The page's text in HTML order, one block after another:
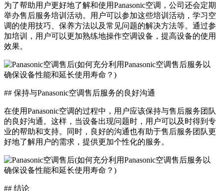
为了帮助用户更好地了解和使用Panasonic空调，公司还会定期
举办售后服务培训活动。用户可以参加这些培训活动，学习空
调的使用技巧、保养方法以及常见问题的解决方法等。通过参
加培训，用户可以更加熟练地操作空调设备，提高设备的使用
效果。
## 保持与Panasonic空调售后服务的良好沟通
在使用Panasonic空调的过程中，用户应该保持与售后服务团队
的良好沟通。这样，当设备出现问题时，用户可以及时得到专
业的帮助和支持。同时，良好的沟通也有助于售后服务团队更
好地了解用户的需求，提供更加个性化的服务。
## 结论